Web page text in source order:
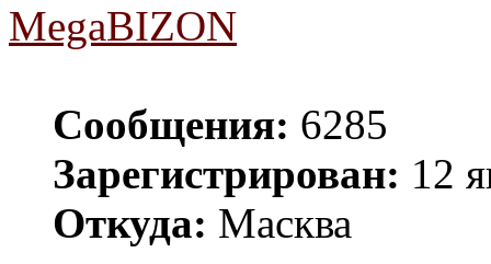
MegaBIZON
Сообщения: 6285
Зарегистрирован: 12
Откуда: Масква